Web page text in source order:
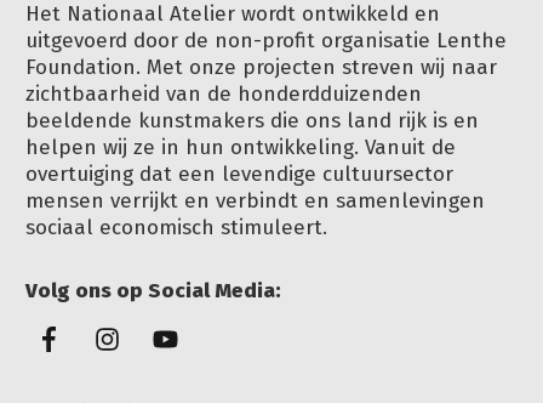
Het Nationaal Atelier wordt ontwikkeld en
uitgevoerd door de non-profit organisatie Lenthe
Foundation. Met onze projecten streven wij naar
zichtbaarheid van de honderdduizenden
beeldende kunstmakers die ons land rijk is en
helpen wij ze in hun ontwikkeling. Vanuit de
overtuiging dat een levendige cultuursector
mensen verrijkt en verbindt en samenlevingen
sociaal economisch stimuleert.
Volg ons op Social Media: